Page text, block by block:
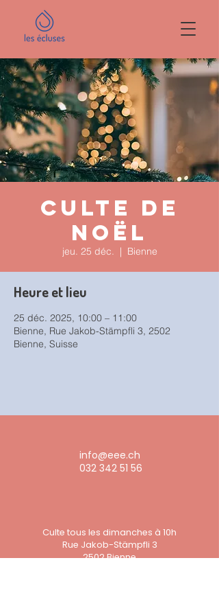
Culte de
Noël
jeu. 25 déc.
  |
Bienne
Heure et lieu
25 déc. 2025, 10:00 – 11:00
Bienne, Rue Jakob-Stämpfli 3, 2502
Bienne, Suisse
info@eee.ch
032 342 51 56
Culte tous les dimanches à 10h
Rue Jakob-Stämpfli 3
2502 Bienne